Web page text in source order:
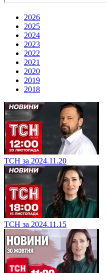
2026
2025
2024
2023
2022
2021
2020
2019
2018
ТСН за 2024.11.20
ТСН за 2024.11.15